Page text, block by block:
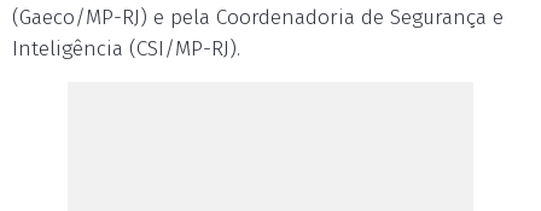
(Gaeco/MP-RJ) e pela Coordenadoria de Segurança e
Inteligência (CSI/MP-RJ).